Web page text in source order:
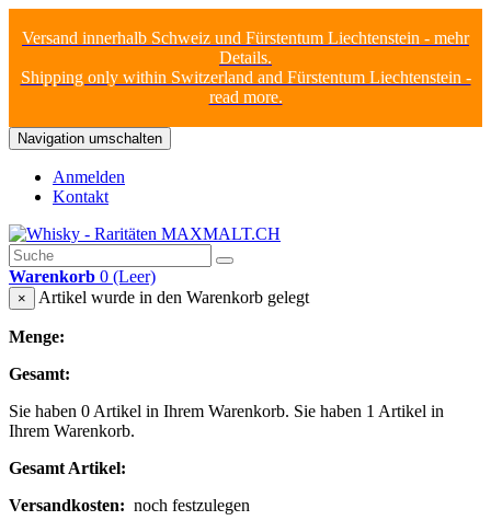
Versand innerhalb Schweiz und Fürstentum Liechtenstein - mehr
Details.
Shipping only within Switzerland and Fürstentum Liechtenstein -
read more.
Navigation umschalten
Anmelden
Kontakt
Warenkorb 0 (Leer)
× Artikel wurde in den Warenkorb gelegt
Menge:
Gesamt:
Sie haben 0 Artikel in Ihrem Warenkorb. Sie haben 1 Artikel in
Ihrem Warenkorb.
Gesamt Artikel:
Versandkosten: noch festzulegen